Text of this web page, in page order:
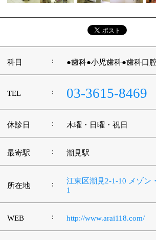
駐車場 無
このページの先頭へ
© 2013 art blue Inc.